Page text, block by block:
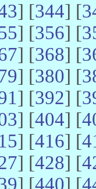
] [344] [
] [356] [
] [368] [
] [380] [
] [392] [
] [404] [
] [416] [
] [428] [
] [440] [